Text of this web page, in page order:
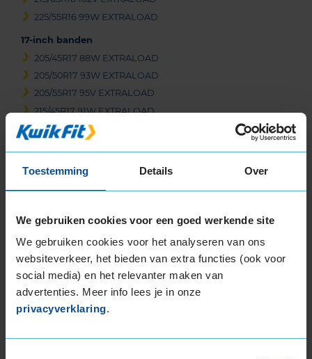
Toestemming Details Over
We gebruiken cookies voor een goed werkende site
We gebruiken cookies voor het analyseren van ons
websiteverkeer, het bieden van extra functies (ook voor
social media) en het relevanter maken van
advertenties. Meer info lees je in onze
privacyverklaring.
225/55R16 99W EXTRALOAD
17-inch banden
205/45R17 88W EXTRALOAD
205/50R17 93W EXTRALOAD
205/55R17 95V EXTRALOAD
215/45R17 91W EXTRALOAD
215/50R17 95W EXTRALOAD
215/55R17 98W EXTRALOAD
215/60R17 100V EXTRALOAD
215/60R17 100V EXTRALOAD
215/65R17 103V EXTRALOAD
215/65R17 99V EXTRALOAD